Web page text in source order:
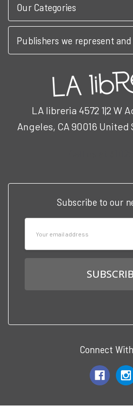
Our Categories
Publishers we represent
LA libreria 4572 1|2 W
Angeles, CA 90016
Subscribe to our
Connect